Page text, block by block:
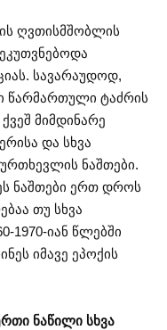
ღვთისმშობლის
სავარაუდოდ,
წარმართული ტაძრის
მიმდინარე
და სხვა
ნაშთები.
ნაშთები ერთ დროს
თუ სხვა
1970-იან წლებში
იმავე ეპოქის
ნაწილი სხვა